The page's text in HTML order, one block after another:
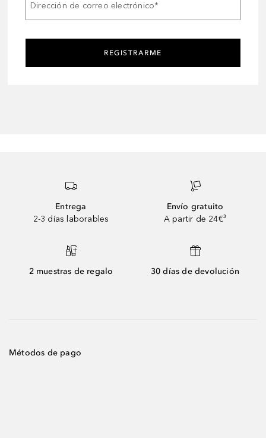
Dirección de correo electrónico*
REGISTRARME
Entrega
2-3 días laborables
Envío gratuito
A partir de 24€³
2 muestras de regalo 30 días de devolución
Métodos de pago